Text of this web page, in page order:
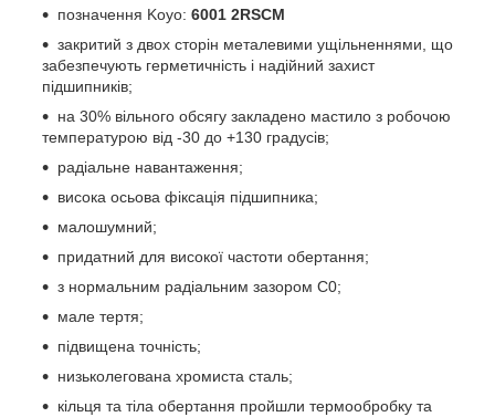
позначення Koyo: 6001 2RSCM
закритий з двох сторін металевими ущільненнями, що
забезпечують герметичність і надійний захист
підшипників;
на 30% вільного обсягу закладено мастило з робочою
температурою від -30 до +130 градусів;
радіальне навантаження;
висока осьова фіксація підшипника;
малошумний;
придатний для високої частоти обертання;
з нормальним радіальним зазором С0;
мале тертя;
підвищена точність;
низьколегована хромиста сталь;
кільця та тіла обертання пройшли термообробку та